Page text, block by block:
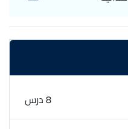
تعتبر الدورة
الغذائي الشخصي واتخاذ
هذا الكورس للاستفادة
حياتك الغذائي. وصفات
8 درس